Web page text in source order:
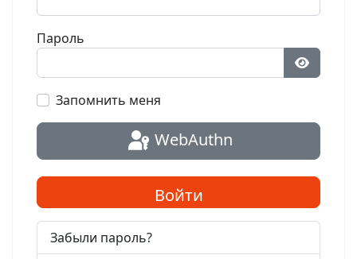
Пароль
Запомнить меня
WebAuthn
Войти
Забыли пароль?